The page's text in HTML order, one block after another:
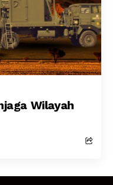
Wilayah